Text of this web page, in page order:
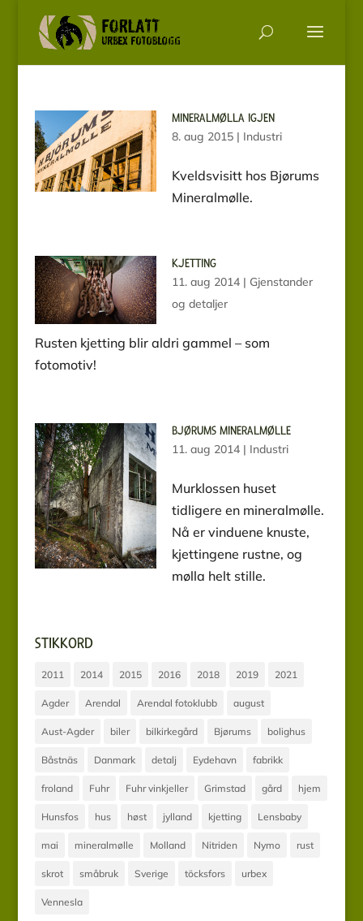
MINERALMØLLA IGJEN
8. aug 2015| Industri
Kveldsvisitt hos Bjørums
Mineralmølle.
KJETTING
11. aug 2014| Gjenstander
og detaljer
Rusten kjetting blir aldri gammel – som
fotomotiv!
BJØRUMS MINERALMØLLE
11. aug 2014| Industri
Murklossen huset
tidligere en mineralmølle.
Nå er vinduene knuste,
kjettingene rustne, og
mølla helt stille.
STIKKORD
2011 2014 2015 2016 2018 2019 2021
Agder Arendal Arendal fotoklubb august
Aust-Agder biler bilkirkegård Bjørums bolighus
Båstnäs Danmark detalj Eydehavn fabrikk
froland Fuhr Fuhr vinkjeller Grimstad gård hjem
Hunsfos hus høst jylland kjetting Lensbaby
mai mineralmølle Molland Nitriden Nymo rust
skrot småbruk Sverige töcksfors urbex
Vennesla